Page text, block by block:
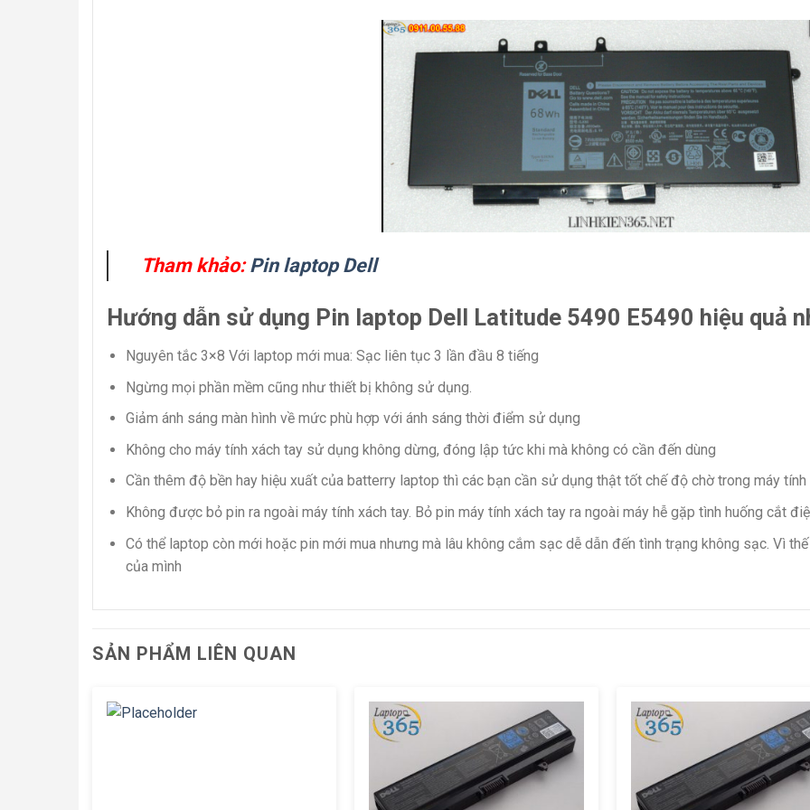
Tham khảo: Pin laptop Dell
Hướng dẫn sử dụng Pin laptop Dell Latitude 5490 E5490 hiệu quả
Nguyên tắc 3×8 Với laptop mới mua: Sạc liên tục 3 lần đầu 8 tiếng
Ngừng mọi phần mềm cũng như thiết bị không sử dụng.
Giảm ánh sáng màn hình về mức phù hợp với ánh sáng thời điểm sử dụng
Không cho máy tính xách tay sử dụng không dừng, đóng lập tức khi mà không có cần đến dùng
Cần thêm độ bền hay hiệu xuất của batterry laptop thì các bạn cần sử dụng thật tốt chế độ chờ trong máy tính
Không được bỏ pin ra ngoài máy tính xách tay. Bỏ pin máy tính xách tay ra ngoài máy hễ gặp tình huống cắt
Có thể laptop còn mới hoặc pin mới mua nhưng mà lâu không cắm sạc dễ dẫn đến tình trạng không sạc. Vì
của mình
SẢN PHẨM LIÊN QUAN